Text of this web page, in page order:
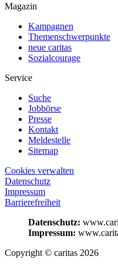
Magazin
Kampagnen
Themenschwerpunkte
neue caritas
Sozialcourage
Service
Suche
Jobbörse
Presse
Kontakt
Meldestelle
Sitemap
Cookies verwalten
Datenschutz
Impressum
Barrierefreiheit
Datenschutz:
Impressum:
Copyright © caritas 2026